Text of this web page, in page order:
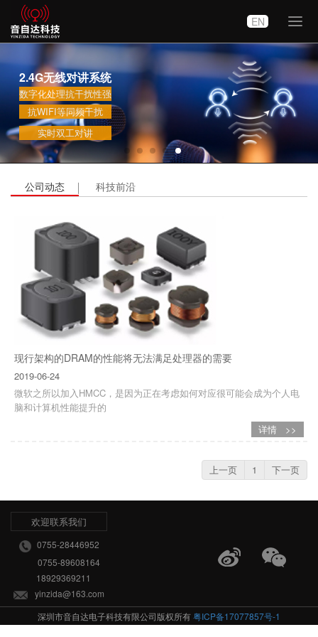
切
导
航
EN
2.4G无线对讲系统
数字化处理抗干扰性强
抗WIFI等同频干扰
实时双工对讲
公司动态 科技前沿
现行架构的DRAM的性能将无法满足处理器的需要
2019-06-24
微软之所以加入HMCC，是因为正在考虑如何对应很可能会成为个人电
脑和计算机性能提升的
详情 >>
上一页 1 下一页
欢迎联系我们
0755-28446952
0755-89608164
18929369211
yinzida@163.com
深圳市音自达电子科技有限公司版权所有粤ICP备17077857号-1